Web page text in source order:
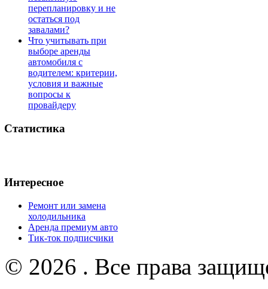
перепланировку и не
остаться под
завалами?
Что учитывать при
выборе аренды
автомобиля с
водителем: критерии,
условия и важные
вопросы к
провайдеру
Статистика
Интересное
Ремонт или замена
холодильника
Аренда премиум авто
Тик-ток подписчики
© 2026 . Все права